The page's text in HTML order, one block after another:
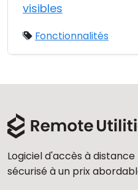
visibles
Fonctionnalités
Logiciel d'accès à
sécurisé à un prix